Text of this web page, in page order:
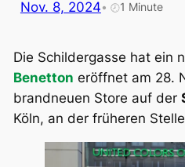
Nov. 8, 2024• 🕗1 Minute
Die Schildergasse hat ein
Benetton eröffnet am 28.
brandneuen Store auf der
Köln, an der früheren